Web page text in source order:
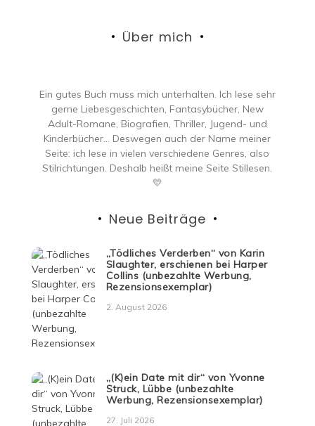
Über mich
Ein gutes Buch muss mich unterhalten. Ich lese sehr
gerne Liebesgeschichten, Fantasybücher, New
Adult-Romane, Biografien, Thriller, Jugend- und
Kinderbücher… Deswegen auch der Name meiner
Seite: ich lese in vielen verschiedene Genres, also
Stilrichtungen. Deshalb heißt meine Seite Stillesen.
💛
Neue Beiträge
„Tödliches Verderben“ von Karin
Slaughter, erschienen bei Harper
Collins (unbezahlte Werbung,
Rezensionsexemplar)
2. August 2026
„(K)ein Date mit dir“ von Yvonne
Struck, Lübbe (unbezahlte
Werbung, Rezensionsexemplar)
27. Juli 2026